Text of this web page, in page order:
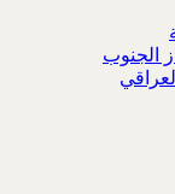
الجنوب